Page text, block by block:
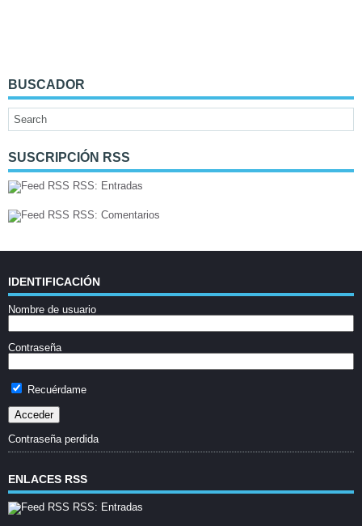
BUSCADOR
SUSCRIPCIÓN RSS
RSS: Entradas
RSS: Comentarios
IDENTIFICACIÓN
Nombre de usuario
Contraseña
Recuérdame
Contraseña perdida
ENLACES RSS
RSS: Entradas